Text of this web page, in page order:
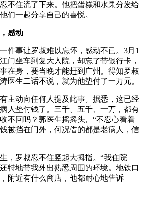
不住流了下来。他把蛋糕和水果分发给
们一起分享自己的喜悦。
感动
事让罗叔难以忘怀，感动不已。3月1
门坐车到复大入院，却忘了带银行卡，
在身，要当晚才能赶到广州。得知罗叔
医生二话不说，就为他垫付了一万元。
动向任何人提及此事。据悉，这已经
人垫付钱了。三千、五千、一万，都有
不回吗？郭医生摇摇头。“不忍心看着
被挡在门外，何况借的都是老病人，信
罗叔忍不住竖起大拇指。“我住院
特地带我外出熟悉周围的环境。地铁口
附近有什么商店，他都耐心地告诉